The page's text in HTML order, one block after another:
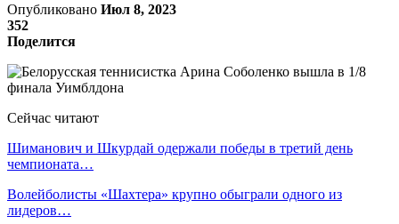
Опубликовано Июл 8, 2023
352
Поделится
Сейчас читают
Шиманович и Шкурдай одержали победы в третий день
чемпионата…
Волейболисты «Шахтера» крупно обыграли одного из
лидеров…